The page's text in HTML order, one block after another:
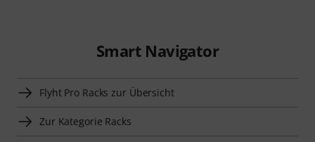
Smart Navigator
Flyht Pro Racks zur Übersicht
Zur Kategorie Racks